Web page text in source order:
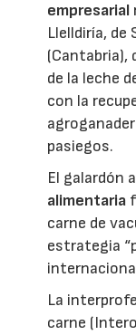
empresarial
Llelldiría, de
(Cantabria),
de la leche
con la
pasiegos.
El galardón
alimentaria
carne de
estrategia
La
carne